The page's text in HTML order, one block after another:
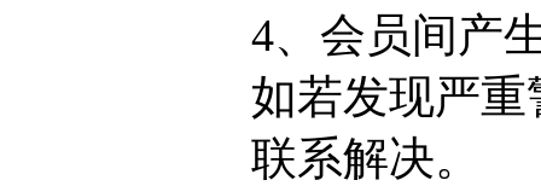
4、会员间产
如若发现严
联系解决。